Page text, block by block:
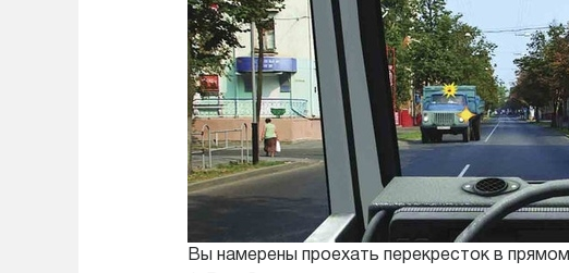
Вы намерены проехать перекресток в